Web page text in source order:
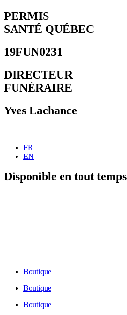
Aller
au
contenu
PERMIS
SANTÉ QUÉBEC
19FUN0231
DIRECTEUR
FUNÉRAIRE
Yves Lachance
FR
EN
Disponible en tout temps
Boutique
Boutique
Boutique